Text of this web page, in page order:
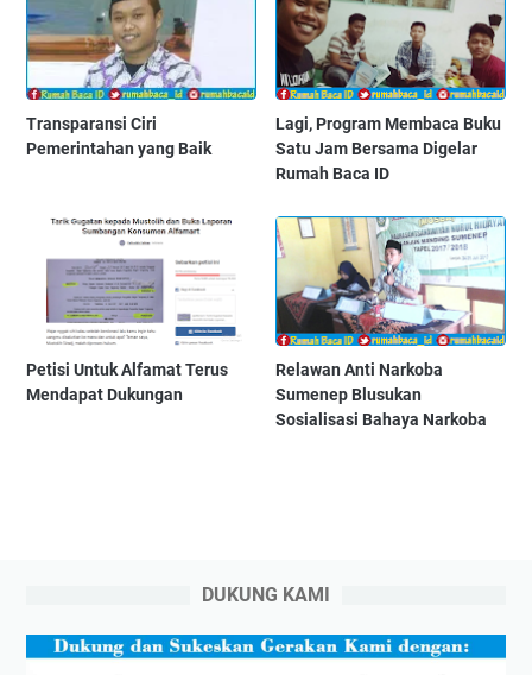
Transparansi Ciri
Pemerintahan yang Baik
Lagi, Program Membaca Buku
Satu Jam Bersama Digelar
Rumah Baca ID
Petisi Untuk Alfamat Terus
Mendapat Dukungan
Relawan Anti Narkoba
Sumenep Blusukan
Sosialisasi Bahaya Narkoba
DUKUNG KAMI